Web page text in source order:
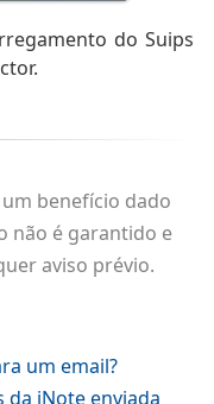
do Suips
benefício dado
não é garantido e
aviso prévio.
um email?
da iNote enviada